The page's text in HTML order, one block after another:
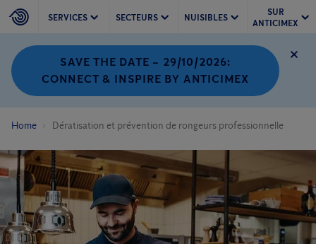
SERVICES SECTEURS NUISIBLES
SUR
ANTICIMEX
SAVE THE DATE – 29/10/2026:
CONNECT & INSPIRE BY ANTICIMEX
Home Dératisation et prévention de rongeurs professionnelle